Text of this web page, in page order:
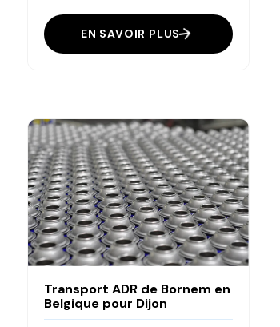
EN SAVOIR PLUS
Transport ADR de Bornem en
Belgique pour Dijon